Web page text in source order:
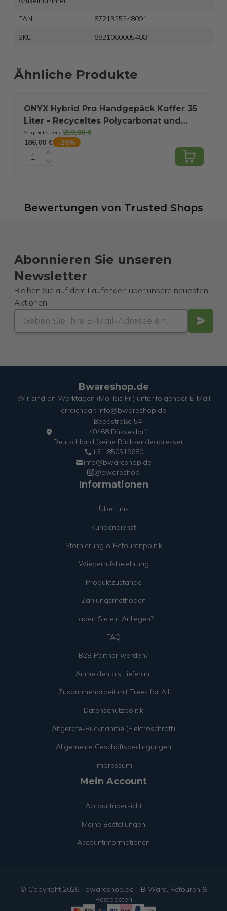
EAN
8721325248091
SKU
8821060005488
Ähnliche Produkte
ONYX Hybrid Pro Handgepäck Koffer 35
Liter - Recyceltes Polycarbonat und
reißverschlussloses Design - Reisekoffer
mit TSA-Schloss und Spinner-Rädern -
Leichter Trolley - Olivgrün
Vergleichspreis 259,00 €
186,00 €
-28%
Bewertungen von Trusted Shops
Abonnieren Sie unseren
Newsletter
Bleiben Sie auf dem Laufenden über unsere neuesten
Aktionen!
Bwareshop.de
Wir sind an Werktagen (Mo. bis Fr.) unter folgender E-Mail
erreichbar: info@bwareshop.de
Beedstraße 54
40468 Düsseldorf
Deutschland (keine Rücksendeadresse)
+31 850519680
info@bwareshop.de
@bwareshop
Informationen
Über uns
Kundendienst
Stornierung & Retourenpolitik
Wiederrufsbelehrung
Produktzustände
Zahlungsmethoden
Haben Sie ein Anliegen?
FAQ
B2B Partner werden?
Anmelden als Lieferant
Zusammenarbeit mit Trees for All
Datenschutzpolitik
Altgeräte-Rücknahme (Elektroschrott)
Allgemeine Geschäftsbedingungen
Impressum
Mein Account
Accountübersicht
Meine Bestellungen
Accountinformationen
© Copyright 2026
bwareshop.de - B-Ware, Retouren &
Restposten